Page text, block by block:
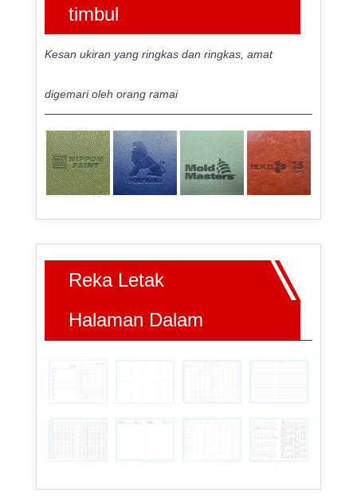
timbul
Kesan ukiran yang ringkas dan ringkas, amat
digemari oleh orang ramai
Reka Letak
Halaman Dalam